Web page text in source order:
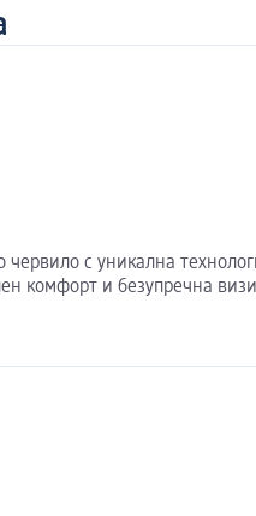
червило с уникална
комфорт и безупречна